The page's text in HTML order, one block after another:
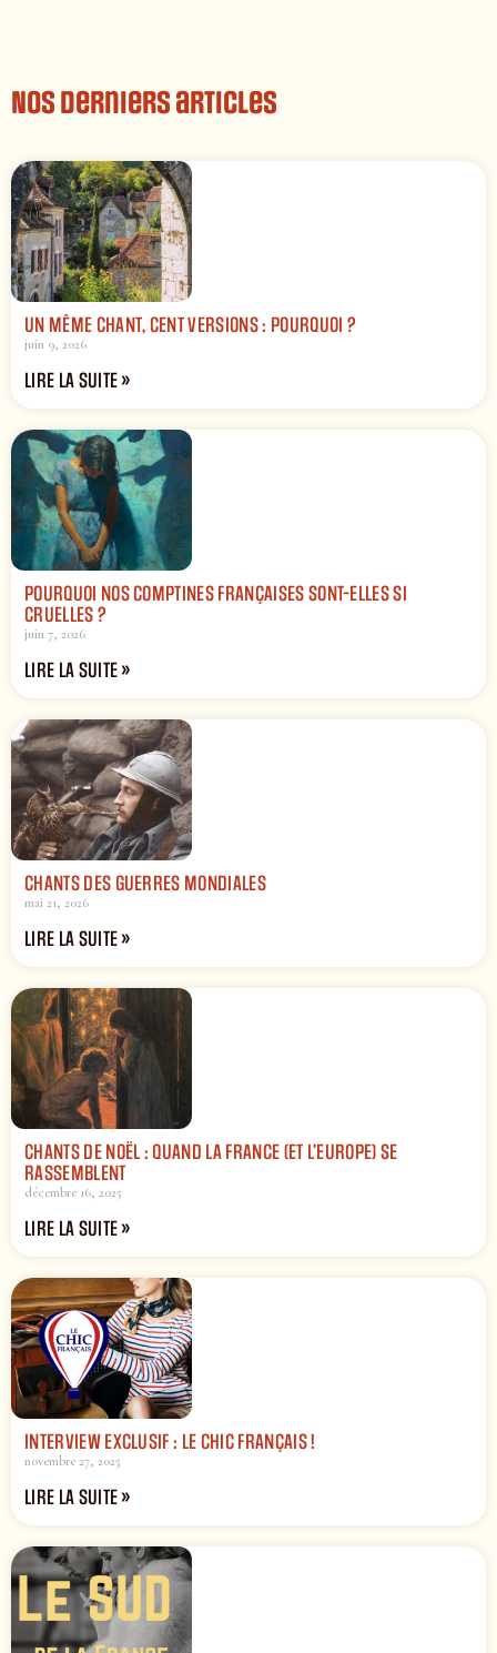
Nos derniers articles
UN MÊME CHANT, CENT VERSIONS : POURQUOI ?
juin 9, 2026
LIRE LA SUITE »
POURQUOI NOS COMPTINES FRANÇAISES SONT-ELLES SI
CRUELLES ?
juin 7, 2026
LIRE LA SUITE »
CHANTS DES GUERRES MONDIALES
mai 21, 2026
LIRE LA SUITE »
CHANTS DE NOËL : QUAND LA FRANCE (ET L’EUROPE) SE
RASSEMBLENT
décembre 16, 2025
LIRE LA SUITE »
INTERVIEW EXCLUSIF : LE CHIC FRANÇAIS !
novembre 27, 2025
LIRE LA SUITE »